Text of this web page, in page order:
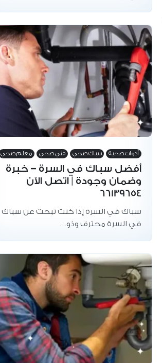
أدوات صحية سباك صحي فني صحي معلم صحي
أفضل سباك في السرة – خبرة
وضمان وجودة | اتصل الآن
66139654
سباك في السرة إذا كنت تبحث عن سباك
في السرة محترف وذو…